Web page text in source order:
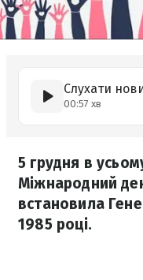
Слухати
00:57 хв
5 грудня в
Міжнародний
встановила
1985 році.